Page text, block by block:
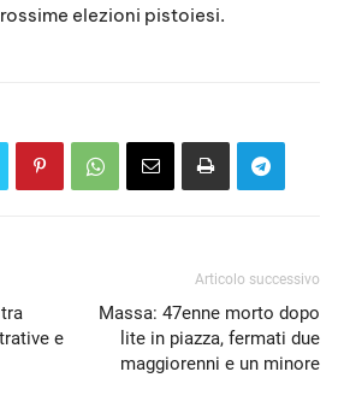
elezioni pistoiesi.
e
Articolo successivo
Massa: 47enne morto dopo
lite in piazza, fermati due
maggiorenni e un minore